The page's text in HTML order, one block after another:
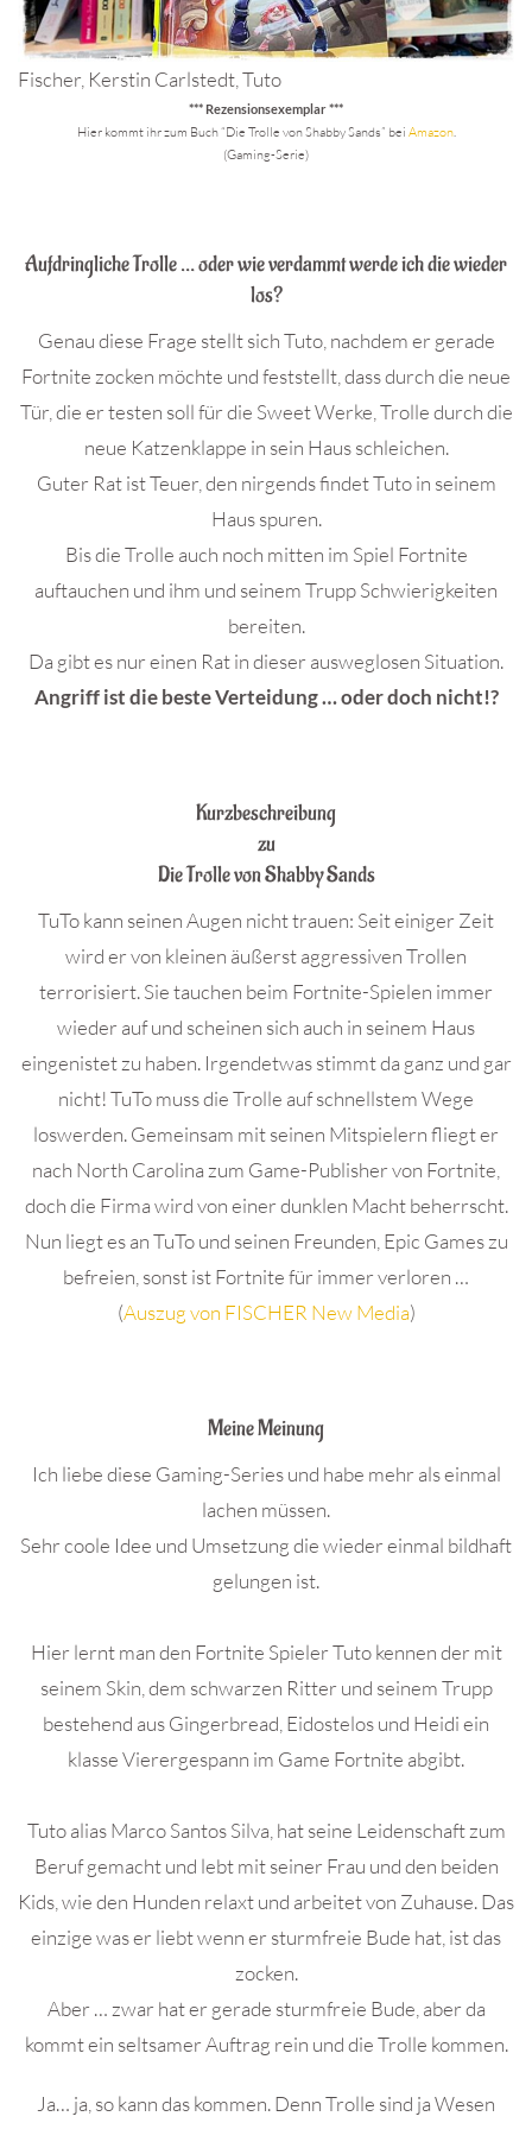
Fischer, Kerstin Carlstedt, Tuto
*** Rezensionsexemplar ***
Hier kommt ihr zum Buch “Die Trolle von Shabby Sands” bei Amazon.
(Gaming-Serie)
Aufdringliche Trolle … oder wie verdammt werde ich die wieder
los?
Genau diese Frage stellt sich Tuto, nachdem er gerade
Fortnite zocken möchte und feststellt, dass durch die neue
Tür, die er testen soll für die Sweet Werke, Trolle durch die
neue Katzenklappe in sein Haus schleichen.
Guter Rat ist Teuer, den nirgends findet Tuto in seinem
Haus spuren.
Bis die Trolle auch noch mitten im Spiel Fortnite
auftauchen und ihm und seinem Trupp Schwierigkeiten
bereiten.
Da gibt es nur einen Rat in dieser ausweglosen Situation.
Angriff ist die beste Verteidung … oder doch nicht!?
Kurzbeschreibung
zu
Die Trolle von Shabby Sands
TuTo kann seinen Augen nicht trauen: Seit einiger Zeit
wird er von kleinen äußerst aggressiven Trollen
terrorisiert. Sie tauchen beim Fortnite-Spielen immer
wieder auf und scheinen sich auch in seinem Haus
eingenistet zu haben. Irgendetwas stimmt da ganz und gar
nicht! TuTo muss die Trolle auf schnellstem Wege
loswerden. Gemeinsam mit seinen Mitspielern fliegt er
nach North Carolina zum Game-Publisher von Fortnite,
doch die Firma wird von einer dunklen Macht beherrscht.
Nun liegt es an TuTo und seinen Freunden, Epic Games zu
befreien, sonst ist Fortnite für immer verloren …
(Auszug von FISCHER New Media)
Meine Meinung
Ich liebe diese Gaming-Series und habe mehr als einmal
lachen müssen.
Sehr coole Idee und Umsetzung die wieder einmal bildhaft
gelungen ist.
Hier lernt man den Fortnite Spieler Tuto kennen der mit
seinem Skin, dem schwarzen Ritter und seinem Trupp
bestehend aus Gingerbread, Eidostelos und Heidi ein
klasse Vierergespann im Game Fortnite abgibt.
Tuto alias Marco Santos Silva, hat seine Leidenschaft zum
Beruf gemacht und lebt mit seiner Frau und den beiden
Kids, wie den Hunden relaxt und arbeitet von Zuhause. Das
einzige was er liebt wenn er sturmfreie Bude hat, ist das
zocken.
Aber … zwar hat er gerade sturmfreie Bude, aber da
kommt ein seltsamer Auftrag rein und die Trolle kommen.
Ja… ja, so kann das kommen. Denn Trolle sind ja Wesen